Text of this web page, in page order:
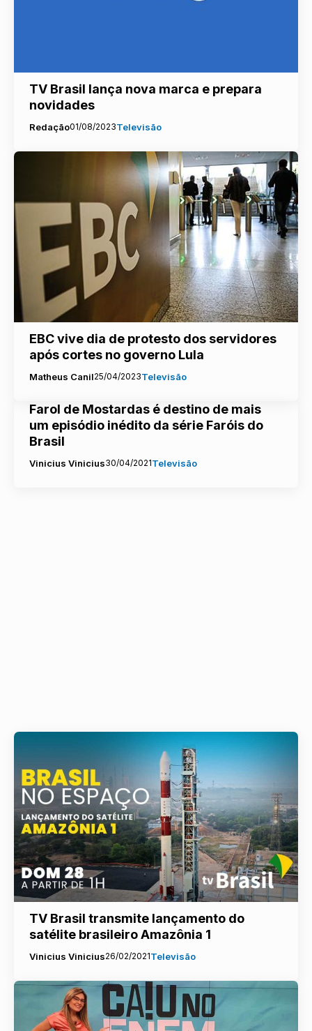
TV Brasil lança nova marca e prepara
novidades
Redação01/08/2023Televisão
EBC vive dia de protesto dos servidores
após cortes no governo Lula
Matheus Canil25/04/2023Televisão
Farol de Mostardas é destino de mais
um episódio inédito da série Faróis do
Brasil
Vinicius Vinicius30/04/2021Televisão
TV Brasil transmite lançamento do
satélite brasileiro Amazônia 1
Vinicius Vinicius26/02/2021Televisão